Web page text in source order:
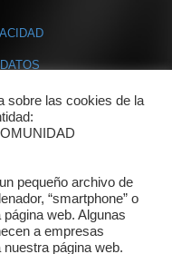
sobre las cookies de la
pequeño archivo de
“smartphone” o
web. Algunas
a empresas
página web.